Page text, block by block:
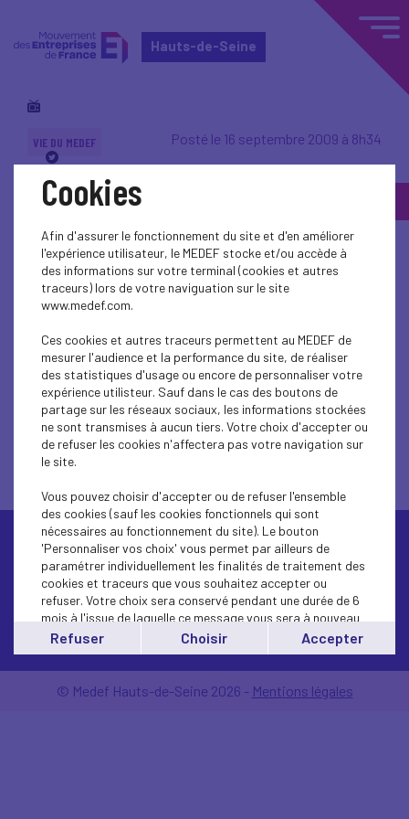
Hauts-de-Seine
VIE DU MEDEF Posté le 16 septembre 2009 à 8h34
Plénière exceptionnelle
: Lech Walesa
président de la Pologne et prix Nobel
de la Paix retrace les grandes heures
de son combat pour la liberté et
évoque sa vision de l'avenir de
l'Europe et du monde.
© Medef Hauts-de-Seine 2026 - Mentions légales
Cookies
Afin d'assurer le fonctionnement du site et d'en améliorer
l'expérience utilisateur, le MEDEF stocke et/ou accède à
des informations sur votre terminal (cookies et autres
traceurs) lors de votre naviguation sur le site
www.medef.com.
Ces cookies et autres traceurs permettent au MEDEF de
mesurer l'audience et la performance du site, de réaliser
des statistiques d'usage ou encore de personnaliser votre
expérience utilisteur. Sauf dans le cas des boutons de
partage sur les réseaux sociaux, les informations stockées
ne sont transmises à aucun tiers. Votre choix d'accepter ou
de refuser les cookies n'affectera pas votre navigation sur
le site.
Vous pouvez choisir d'accepter ou de refuser l'ensemble
des cookies (sauf les cookies fonctionnels qui sont
nécessaires au fonctionnement du site). Le bouton
'Personnaliser vos choix' vous permet par ailleurs de
paramétrer individuellement les finalités de traitement des
cookies et traceurs que vous souhaitez accepter ou
refuser. Votre choix sera conservé pendant une durée de 6
mois à l'issue de laquelle ce message vous sera à nouveau
affiché..
Vous pouvez modifier votre choix à tout moment en
cliquant sur le lien'cookies'en bas de page.
Refuser Choisir Accepter